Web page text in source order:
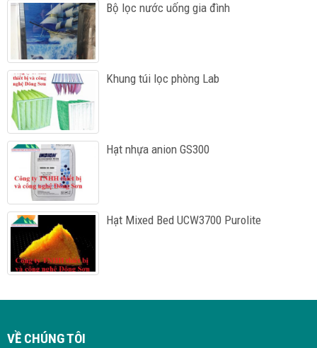
Bộ lọc nước uống gia đình
Khung túi lọc phòng Lab
Hạt nhựa anion GS300
Hạt Mixed Bed UCW3700 Purolite
VỀ CHÚNG TÔI